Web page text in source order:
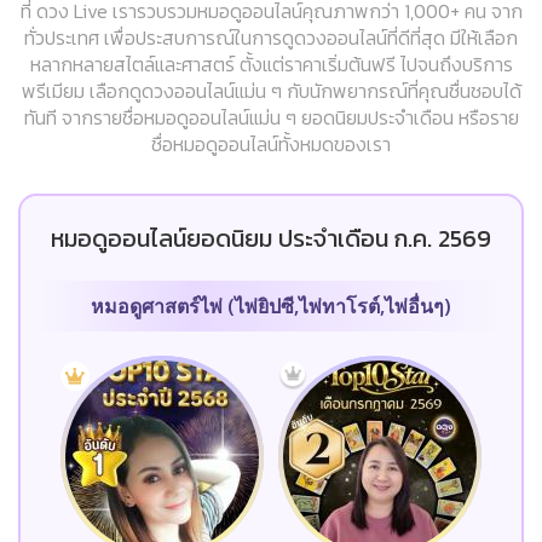
ที่ ดวง Live เรารวบรวมหมอดูออนไลน์คุณภาพกว่า 1,000+ คน จาก
ทั่วประเทศ เพื่อประสบการณ์ในการดูดวงออนไลน์ที่ดีที่สุด มีให้เลือก
หลากหลายสไตล์และศาสตร์ ตั้งแต่ราคาเริ่มต้นฟรี ไปจนถึงบริการ
พรีเมียม เลือกดูดวงออนไลน์แม่น ๆ กับนักพยากรณ์ที่คุณชื่นชอบได้
ทันที จากรายชื่อหมอดูออนไลน์แม่น ๆ ยอดนิยมประจำเดือน หรือราย
ชื่อหมอดูออนไลน์ทั้งหมดของเรา
หมอดูออนไลน์ยอดนิยม ประจำเดือน ก.ค. 2569
หมอดูศาสตร์ไพ่ (ไพ่ยิปซี,ไพ่ทาโรต์,ไพ่อื่นๆ)